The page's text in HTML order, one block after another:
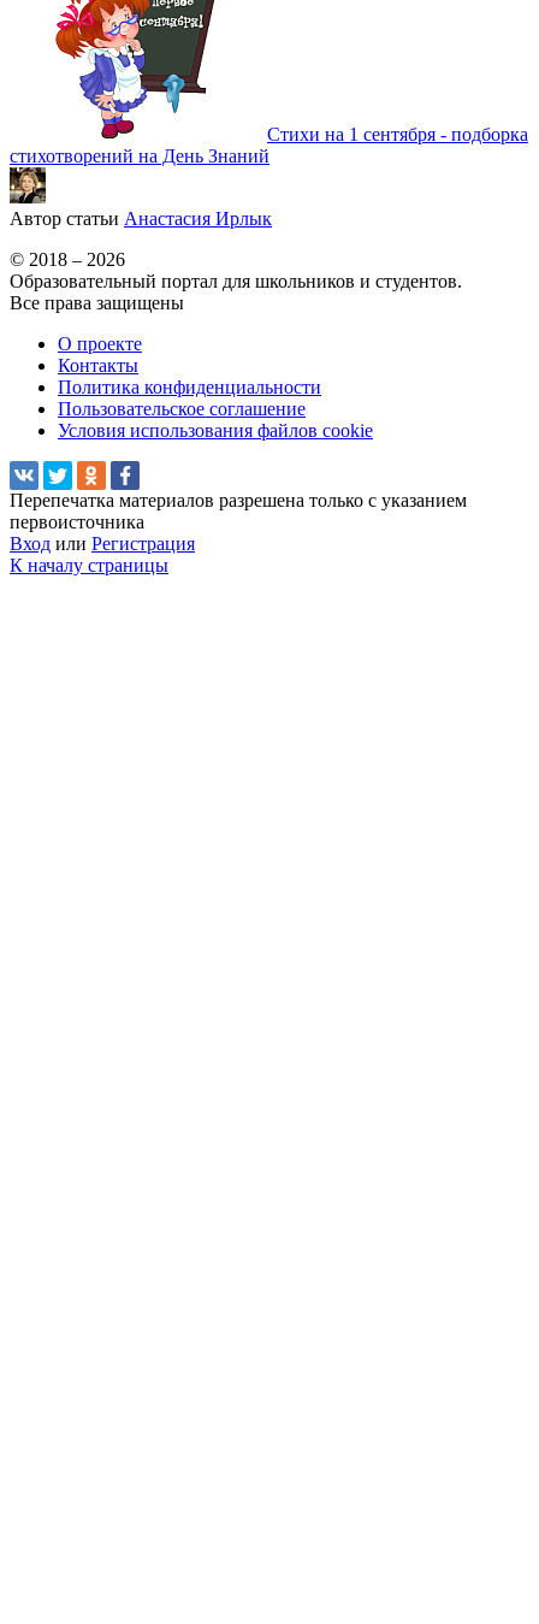
Стихи на 1 сентября - подборка
стихотворений на День Знаний
Автор статьи Анастасия Ирлык
© 2018 – 2026
Образовательный портал для школьников и студентов.
Все права защищены
О проекте
Контакты
Политика конфиденциальности
Пользовательское соглашение
Условия использования файлов cookie
Перепечатка материалов разрешена только с указанием
первоисточника
Вход или Регистрация
К началу страницы